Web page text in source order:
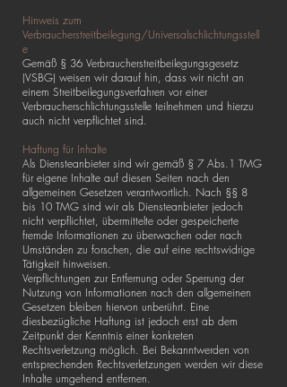
Hinweis zum
Verbraucherstreitbeilegung/Universalschlichtungsstell
e
Gemäß § 36 Verbraucherstreitbeilegungsgesetz
(VSBG) weisen wir darauf hin, dass wir nicht an
einem Streitbeilegungsverfahren vor einer
Verbraucherschlichtungsstelle teilnehmen und hierzu
auch nicht verpflichtet sind.
Haftung für Inhalte
Als Diensteanbieter sind wir gemäß § 7 Abs.1 TMG
für eigene Inhalte auf diesen Seiten nach den
allgemeinen Gesetzen verantwortlich. Nach §§ 8
bis 10 TMG sind wir als Diensteanbieter jedoch
nicht verpflichtet, übermittelte oder gespeicherte
fremde Informationen zu überwachen oder nach
Umständen zu forschen, die auf eine rechtswidrige
Tätigkeit hinweisen.
Verpflichtungen zur Entfernung oder Sperrung der
Nutzung von Informationen nach den allgemeinen
Gesetzen bleiben hiervon unberührt. Eine
diesbezügliche Haftung ist jedoch erst ab dem
Zeitpunkt der Kenntnis einer konkreten
Rechtsverletzung möglich. Bei Bekanntwerden von
entsprechenden Rechtsverletzungen werden wir diese
Inhalte umgehend entfernen.